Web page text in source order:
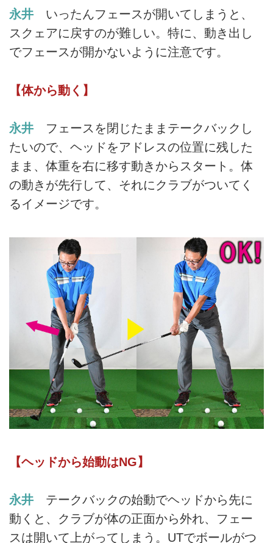
永井 いったんフェースが開いてしまうと、
スクェアに戻すのが難しい。特に、動き出し
でフェースが開かないように注意です。
【体から動く】
永井 フェースを閉じたままテークバックし
たいので、ヘッドをアドレスの位置に残した
まま、体重を右に移す動きからスタート。体
の動きが先行して、それにクラブがついてく
るイメージです。
【ヘッドから始動はNG】
永井 テークバックの始動でヘッドから先に
動くと、クラブが体の正面から外れ、フェー
スは開いて上がってしまう。UTでボールがつ